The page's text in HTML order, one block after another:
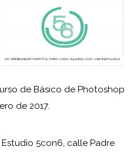
de Básico de Photoshop
de 2017.
5con6, calle Padre